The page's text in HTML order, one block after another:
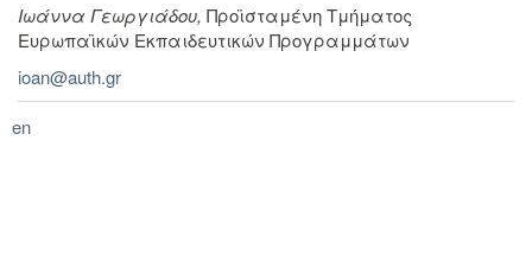
Ιωάννα Γεωργιάδου, Προϊσταμένη Τμήματος
Ευρωπαϊκών Εκπαιδευτικών Προγραμμάτων
ioan@auth.gr
en